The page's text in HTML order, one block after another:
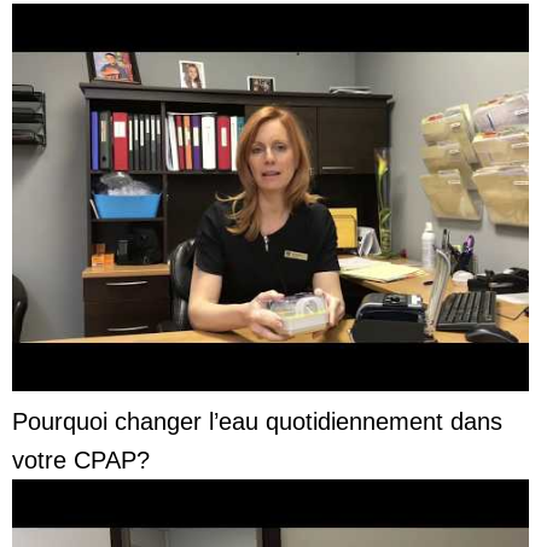
Pourquoi changer l’eau quotidiennement dans
votre CPAP?